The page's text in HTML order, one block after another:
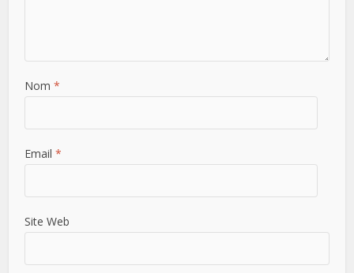
Nom *
Email *
Site Web